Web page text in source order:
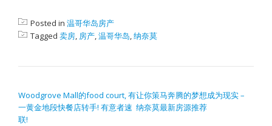
Posted in 温哥华岛房产
Tagged 卖房, 房产,温哥华岛,纳奈莫
Woodgrove Mall的food court, 有
一黄金地段快餐店转手! 有意者速
联!
让你策马奔腾的梦想成为现实 –
纳奈莫最新房源推荐